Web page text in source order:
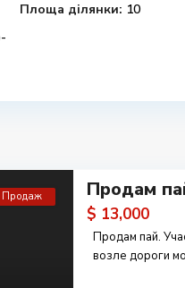
Площа ділянки: 10
Продаж Продам
$ 13,000
Продам пай.
возле дороги